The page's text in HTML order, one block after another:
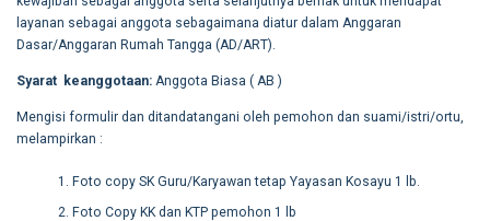
layanan sebagai anggota sebagaimana diatur dalam Anggaran
Dasar/Anggaran Rumah Tangga (AD/ART).
Syarat keanggotaan: Anggota Biasa ( AB )
Mengisi formulir dan ditandatangani oleh pemohon dan suami/istri/ortu,
melampirkan :
Foto copy SK Guru/Karyawan tetap Yayasan Kosayu 1 lb.
Foto Copy KK dan KTP pemohon 1 lb